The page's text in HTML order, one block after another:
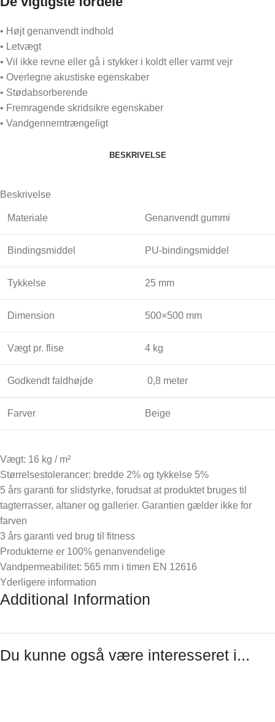
• Højt genanvendt indhold
• Letvægt
• Vil ikke revne eller gå i stykker i koldt eller varmt vejr
• Overlegne akustiske egenskaber
• Stødabsorberende
• Fremragende skridsikre egenskaber
• Vandgennemtrængeligt
BESKRIVELSE
Beskrivelse
Materiale Genanvendt gummi
Bindingsmiddel PU-bindingsmiddel
Tykkelse 25 mm
Dimension 500×500 mm
Vægt pr. flise 4 kg
Godkendt faldhøjde 0,8 meter
Farver Beige
Vægt: 16 kg / m²
Størrelsestolerancer: bredde 2% og tykkelse 5%
5 års garanti for slidstyrke, forudsat at produktet bruges til
tagterrasser, altaner og gallerier. Garantien gælder ikke for
farven
3 års garanti ved brug til fitness
Produkterne er 100% genanvendelige
Vandpermeabilitet: 565 mm i timen EN 12616
Yderligere information
Additional Information
Du kunne også være interesseret i...